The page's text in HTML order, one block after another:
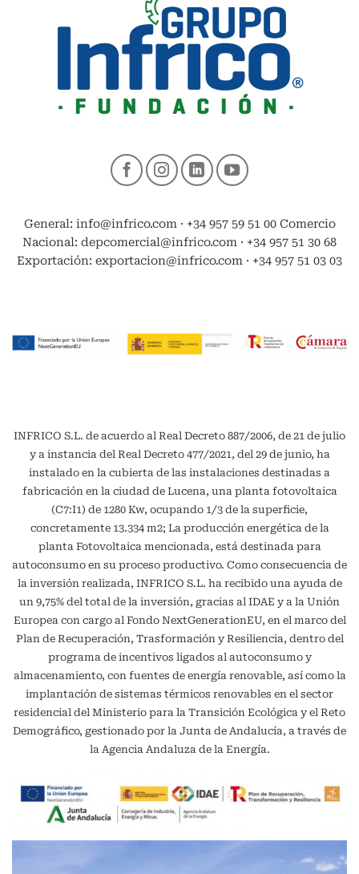
General: info@infrico.com · +34 957 59 51 00 Comercio
Nacional: depcomercial@infrico.com · +34 957 51 30 68
Exportación: exportacion@infrico.com · +34 957 51 03 03
INFRICO S.L. de acuerdo al Real Decreto 887/2006, de 21 de julio
y a instancia del Real Decreto 477/2021, del 29 de junio, ha
instalado en la cubierta de las instalaciones destinadas a
fabricación en la ciudad de Lucena, una planta fotovoltaica
(C7:I1) de 1280 Kw, ocupando 1/3 de la superficie,
concretamente 13.334 m2; La producción energética de la
planta Fotovoltaica mencionada, está destinada para
autoconsumo en su proceso productivo. Como consecuencia de
la inversión realizada, INFRICO S.L. ha recibido una ayuda de
un 9,75% del total de la inversión, gracias al IDAE y a la Unión
Europea con cargo al Fondo NextGenerationEU, en el marco del
Plan de Recuperación, Trasformación y Resiliencia, dentro del
programa de incentivos ligados al autoconsumo y
almacenamiento, con fuentes de energía renovable, así como la
implantación de sistemas térmicos renovables en el sector
residencial del Ministerio para la Transición Ecológica y el Reto
Demográfico, gestionado por la Junta de Andalucía, a través de
la Agencia Andaluza de la Energía.